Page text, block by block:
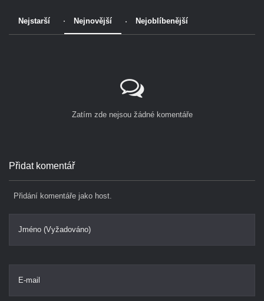
Nejstarší Nejnovější Nejoblíbenější
Zatím zde nejsou žádné komentáře
Přidat komentář
Přidání komentáře jako host.
Jméno (Vyžadováno)
E-mail